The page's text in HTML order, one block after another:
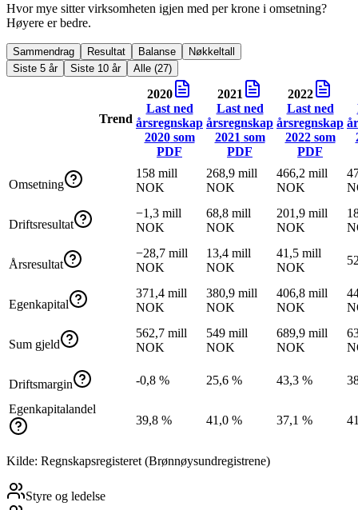
Hvor mye sitter virksomheten igjen med per krone i omsetning?
Høyere er bedre.
Sammendrag Resultat Balanse
Nøkkeltall
Siste 5 år
Siste 10 år Alle (27)
Trend
2020
Last ned
årsregnskap
2020som
PDF
2021
Last ned
årsregnskap
2021 som
PDF
2022
Last ned
årsregnskap
2022som
PDF
Omsetning
158 mill
NOK
268,9 mill
NOK
466,2 mill
NOK
Driftsresultat
−1,3 mill
NOK
68,8 mill
NOK
201,9 mill
NOK
Årsresultat
−28,7 mill
NOK
13,4 mill
NOK
41,5 mill
NOK
Egenkapital
371,4 mill
NOK
380,9 mill
NOK
406,8 mill
NOK
Sum gjeld
562,7 mill
NOK
549 mill
NOK
689,9 mill
NOK
Driftsmargin -0,8 % 25,6 % 43,3 %
Egenkapitalandel
39,8 %
41,0 % 37,1 %
Kilde: Regnskapsregisteret (Brønnøysundregistrene)
Styre og ledelse